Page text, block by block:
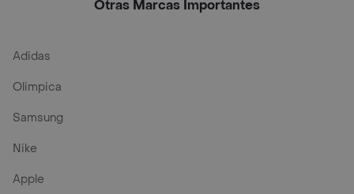
Otras Marcas Importantes
Adidas
Olimpica
Samsung
Nike
Apple